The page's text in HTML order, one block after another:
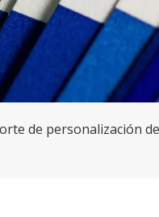
de personalización